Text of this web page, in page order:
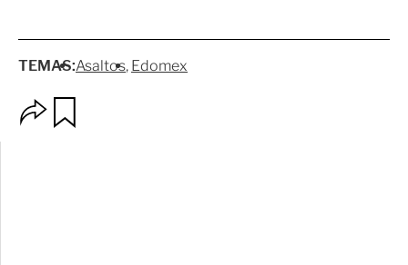
TEMAS:Asaltos Edomex